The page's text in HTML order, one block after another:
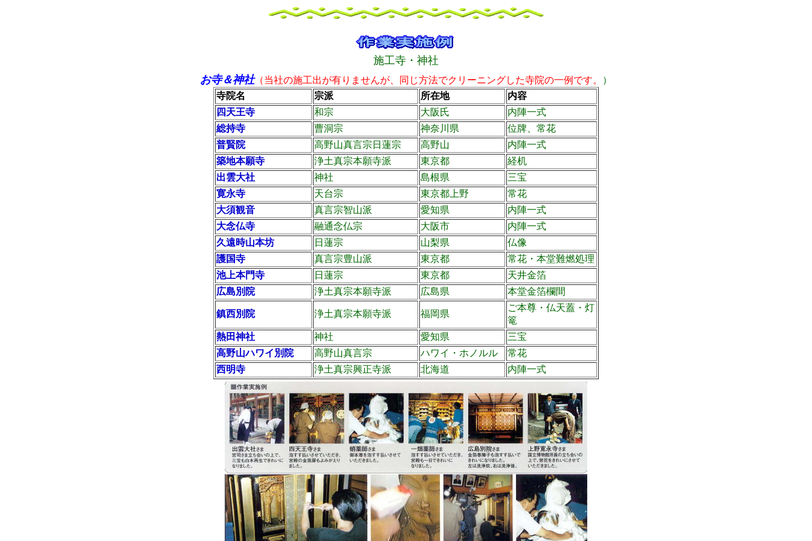
施工寺・神社
お寺＆神社（当社の施工出が有りませんが、同じ方法でクリーニングした寺院の一例です。
）
寺院名
宗派 所在地
内容
四天王寺
和宗 大阪氏
内陣一式
総持寺
曹洞宗 神奈川県
位牌、常花
普賢院
高野山真言宗日蓮宗 高野山
内陣一式
築地本願寺
浄土真宗本願寺派 東京都
経机
出雲大社
神社 島根県
三宝
寛永寺
天台宗 東京都上野
常花
大須観音
真言宗智山派 愛知県
内陣一式
大念仏寺
融通念仏宗 大阪市
内陣一式
久遠時山本坊
日蓮宗 山梨県
仏像
護国寺
真言宗豊山派 東京都
常花・本堂難燃処理
池上本門寺
日蓮宗 東京都
天井金箔
広島別院
浄土真宗本願寺派 広島県 本堂金箔欄間
鎮西別院 浄土真宗本願寺派 福岡県
ご本尊・仏天蓋・灯
篭
熱田神社
神社 愛知県
三宝
高野山ハワイ別院
高野山真言宗 ハワイ・ホノルル
常花
西明寺
浄土真宗興正寺派 北海道 内陣一式